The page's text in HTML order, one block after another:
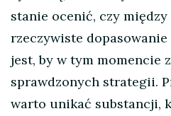
stanie ocenić, czy
rzeczywiste dopasowanie
jest, by w tym momencie
sprawdzonych strategii.
warto unikać substancji,